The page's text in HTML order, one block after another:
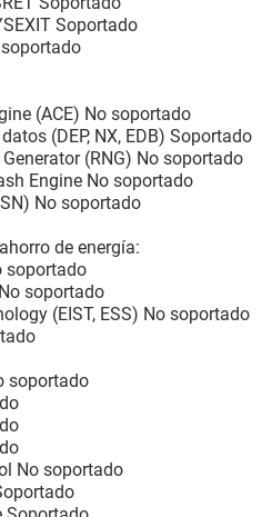
externa
externa
Soportado
(ACE) No soportado
(DEP, NX, EDB) Soportado
(RNG) No soportado
Engine No soportado
No soportado
de energía:
soportado
soportado
(EIST, ESS) No soportado
soportado
No soportado